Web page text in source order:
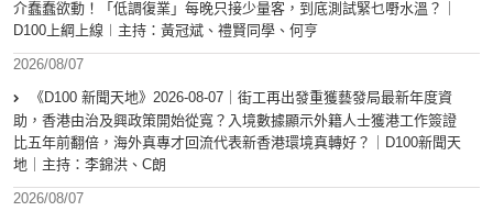
介蠢蠢欲動！「低調復業」每晚只接少量客，到底測試緊乜嘢水溫？｜
D100上綱上線︱主持：黃冠斌、禮賢同學、何亨
2026/08/07
《D100 新聞天地》2026-08-07｜街工再出發重獲藝發局最新年度資
助，香港由治及興政策開始從寬？入境數據顯示外籍人士獲港工作簽證
比五年前翻倍，海外真專才回流代表新香港環境真轉好？｜D100新聞天
地｜主持：李錦洪、C朗
2026/08/07